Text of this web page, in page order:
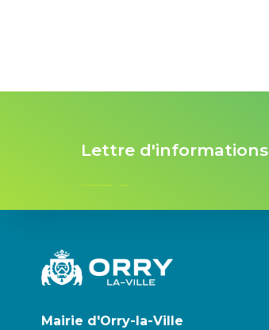
Lettre d'informations
Mairie d'Orry-la-Ville